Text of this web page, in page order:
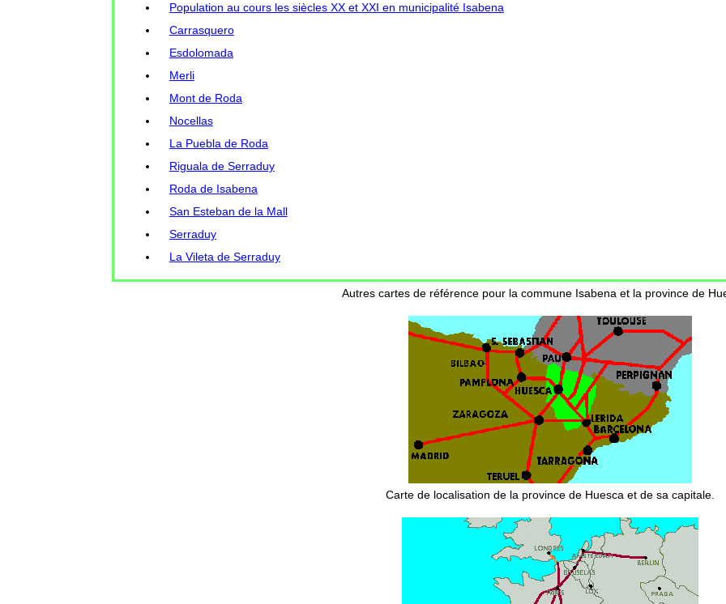
Population au cours les siècles XX et XXI en municipalité Isabena
Carrasquero
Esdolomada
Merli
Mont de Roda
Nocellas
La Puebla de Roda
Riguala de Serraduy
Roda de Isabena
San Esteban de la Mall
Serraduy
La Vileta de Serraduy
Autres cartes de référence pour la commune Isabena et la province de
Carte de localisation de la province de Huesca et de sa capitale.